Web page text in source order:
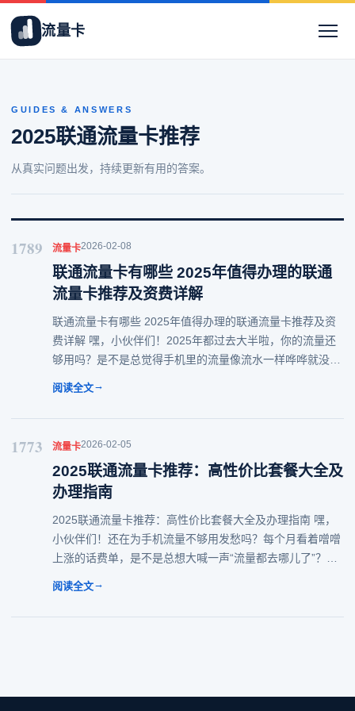
流量卡
GUIDES & ANSWERS
2025联通流量卡推荐
从真实问题出发，持续更新有用的答案。
1789 流量卡2026-02-08
联通流量卡有哪些 2025年值得办理的联通
流量卡推荐及资费详解
联通流量卡有哪些 2025年值得办理的联通流量卡推荐及资
费详解 嘿，小伙伴们！2025年都过去大半啦，你的流量还
够用吗？是不是总觉得手机里的流量像流水一样哗哗就没
阅读全文→
1773 流量卡2026-02-05
2025联通流量卡推荐：高性价比套餐大全及
办理指南
2025联通流量卡推荐：高性价比套餐大全及办理指南 嘿，
小伙伴们！还在为手机流量不够用发愁吗？每个月看着噌噌
上涨的话费单，是不是总想大喊一声“流量都去哪儿了”？别
阅读全文→